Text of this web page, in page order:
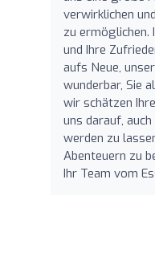
verwirklichen
zu ermöglichen.
und Ihre
aufs Neue,
wunderbar, Sie
wir schätzen
uns darauf,
werden zu
Abenteuern zu
Ihr Team vom